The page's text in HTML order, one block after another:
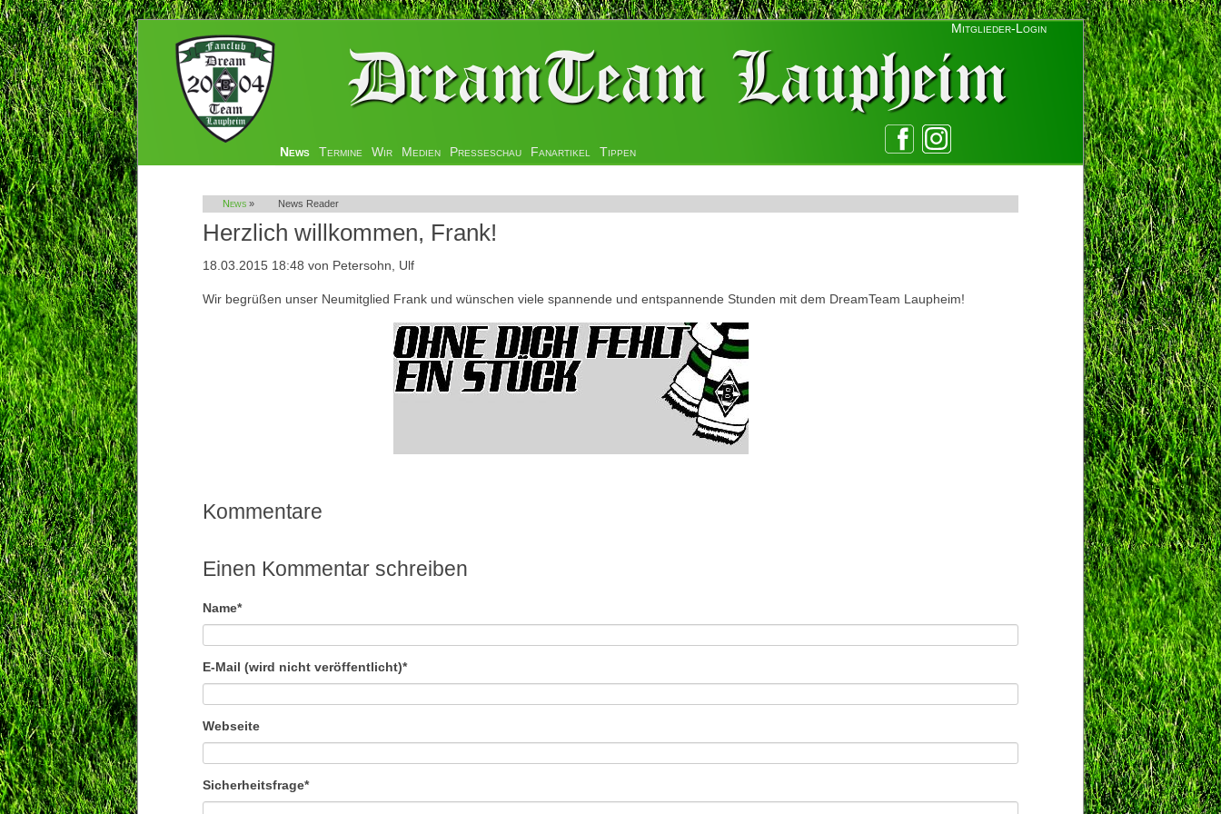
Mitglieder-Login
Navigation
News Termine Wir Medien Presseschau Fanartikel Tippen
News » News Reader
Herzlich willkommen, Frank!
18.03.2015 18:48 von Petersohn, Ulf
Wir begrüßen unser Neumitglied Frank und wünschen viele spannende und entspannende Stunden mit dem DreamTeam Laupheim!
Kommentare
Einen Kommentar schreiben
Pflichtfeld
Name*
Pflichtfeld
E-Mail (wird nicht veröffentlicht)*
Webseite
Pflichtfeld
Sicherheitsfrage*